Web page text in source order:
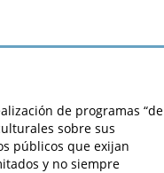
de programas “de
sobre sus
públicos que exijan
y no siempre